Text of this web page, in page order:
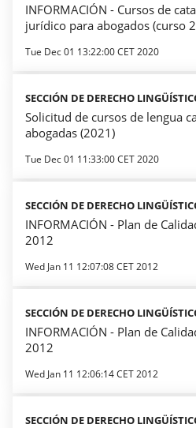
INFORMACIÓN - Cursos de
jurídico para abogados (curso
Tue Dec 01 13:22:00 CET 2020
SECCIÓN DE DERECHO
Solicitud de cursos de lengua
abogadas (2021)
Tue Dec 01 11:33:00 CET 2020
SECCIÓN DE DERECHO
INFORMACIÓN - Plan de
2012
Wed Jan 11 12:07:08 CET 2012
SECCIÓN DE DERECHO
INFORMACIÓN - Plan de
2012
Wed Jan 11 12:06:14 CET 2012
SECCIÓN DE DERECHO